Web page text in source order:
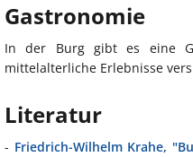
Gastronomie
In der Burg gibt es eine
mittelalterliche Erlebnisse
Literatur
- Friedrich-Wilhelm Krahe,